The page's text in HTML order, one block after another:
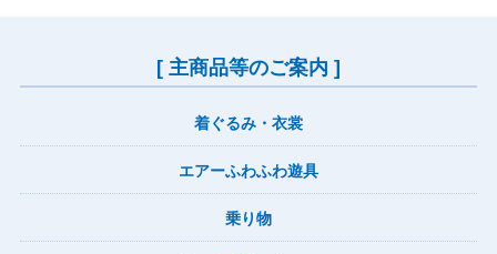
[ 主商品等のご案内 ]
着ぐるみ・衣裳
エアーふわふわ遊具
乗り物